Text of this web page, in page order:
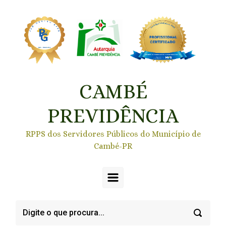
CAMBÉ
PREVIDÊNCIA
RPPS dos Servidores Públicos do Município de
Cambé-PR